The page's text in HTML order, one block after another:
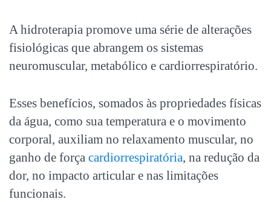
A hidroterapia promove uma série de alterações
fisiológicas que abrangem os sistemas
neuromuscular, metabólico e cardiorrespiratório.
Esses benefícios, somados às propriedades físicas
da água, como sua temperatura e o movimento
corporal, auxiliam no relaxamento muscular, no
ganho de força cardiorrespiratória, na redução da
dor, no impacto articular e nas limitações
funcionais.